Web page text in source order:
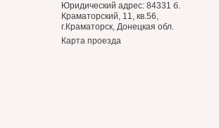
Юридический адрес: 84331 б.
Краматорский, 11, кв.56,
г.Краматорск, Донецкая обл.
Карта проезда